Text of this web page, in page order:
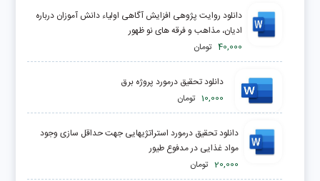
دانلود روایت پژوهی افزایش آگاهی اولیاء دانش آموزان درباره
ادیان، مذاهب و فرقه های نو ظهور
40,000 تومان
دانلود تحقیق درمورد پروژه برق
10,000 تومان
دانلود تحقیق درمورد استراتژیهایی جهت حداقل سازی وجود
مواد غذایی در مدفوع طیور
20,000 تومان